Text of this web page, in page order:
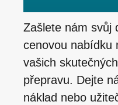
Zašlete nám svůj
cenovou nabídku
vašich
přepravu. Dejte
náklad nebo